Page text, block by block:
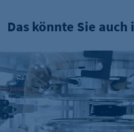
Das könnte Sie
Deutsche Elektro- und